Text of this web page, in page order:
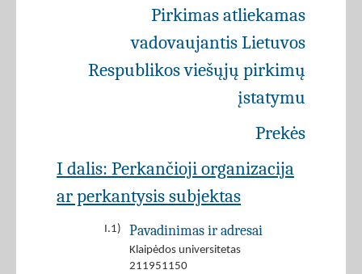
Pirkimas atliekamas
vadovaujantis Lietuvos
Respublikos viešųjų pirkimų
įstatymu
Prekės
I dalis: Perkančioji organizacija
ar perkantysis subjektas
I.1) Pavadinimas ir adresai
Klaipėdos universitetas
211951150